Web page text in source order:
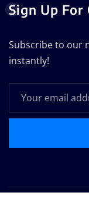
Sign Up
Subscribe to our
instantly!